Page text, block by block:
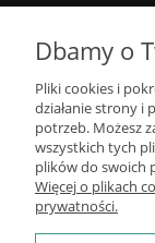
Dbamy o
Pliki cookies i
działanie strony i
potrzeb. Możesz
wszystkich tych
plików do swoich
Więcej o plikach
prywatności.